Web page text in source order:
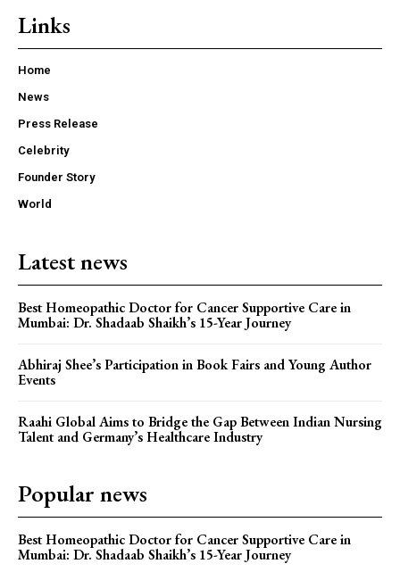
Links
Home
News
Press Release
Celebrity
Founder Story
World
Latest news
Best Homeopathic Doctor for Cancer Supportive Care in
Mumbai: Dr. Shadaab Shaikh’s 15-Year Journey
Abhiraj Shee’s Participation in Book Fairs and Young Author
Events
Raahi Global Aims to Bridge the Gap Between Indian Nursing
Talent and Germany’s Healthcare Industry
Popular news
Best Homeopathic Doctor for Cancer Supportive Care in
Mumbai: Dr. Shadaab Shaikh’s 15-Year Journey